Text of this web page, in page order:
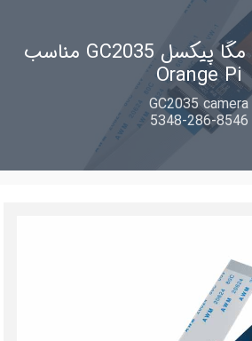
ماژول دوربین 2 مگا پیکسل GC2035 مناسب
Orange Pi
GC2035 camera
5348-286-8546